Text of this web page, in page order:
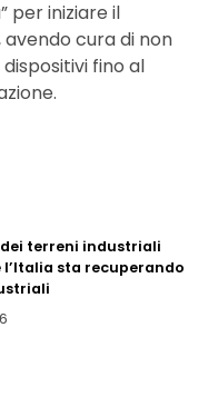
per iniziare il
cura di non
fino al
dei terreni industriali
sta recuperando